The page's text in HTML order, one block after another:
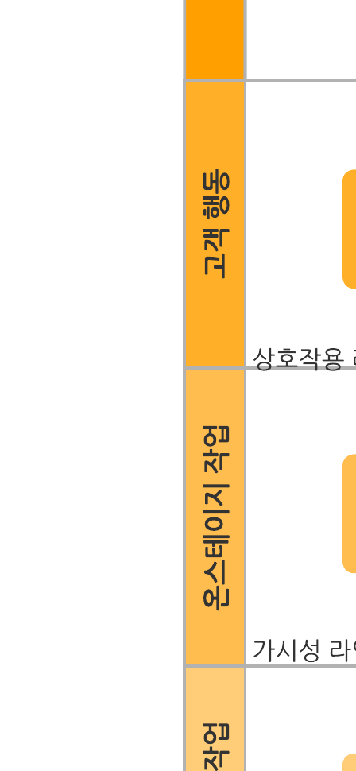
이 기본적인 서비스 청사진 템플릿을 사용하면 다음이 가능합
이상적인(향후의) 프로세스를 계획하여 고객 경험 개선
이 템플릿을 열고 내용을 추가하여 이 기본적인 서비스 청사진